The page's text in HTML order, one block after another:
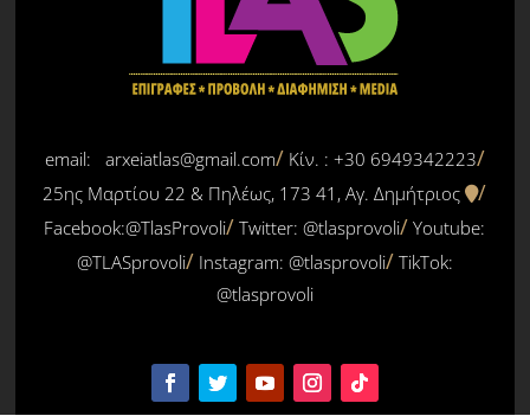
email: arxeiatlas@gmail.com
Κίν. : +30 6949342223
25ης Μαρτίου 22 & Πηλέως, 173 41, Αγ. Δημήτριος
Facebook:@TlasProvoli Twitter:@tlasprovoli Youtube:
@TLASprovoli
Instagram: @tlasprovoli TikTok:
@tlasprovoli